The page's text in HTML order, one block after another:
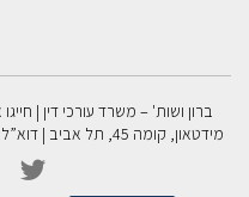
מידטאון, קומה 45, תל אביב | דוא”ל: